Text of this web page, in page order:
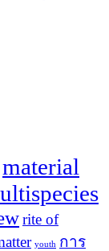
material
rite of
youth การ